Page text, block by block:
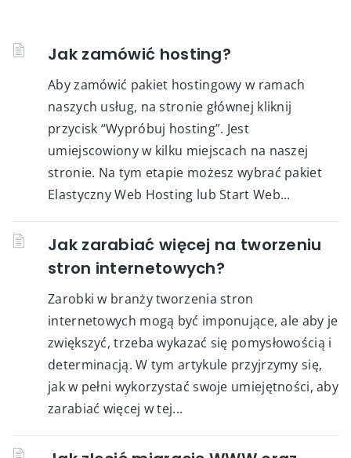
Jak zamówić hosting?
Aby zamówić pakiet hostingowy w ramach
naszych usług, na stronie głównej kliknij
przycisk “Wypróbuj hosting”. Jest
umiejscowiony w kilku miejscach na naszej
stronie. Na tym etapie możesz wybrać pakiet
Elastyczny Web Hosting lub Start Web...
Jak zarabiać więcej na tworzeniu
stron internetowych?
Zarobki w branży tworzenia stron
internetowych mogą być imponujące, ale aby je
zwiększyć, trzeba wykazać się pomysłowością i
determinacją. W tym artykule przyjrzymy się,
jak w pełni wykorzystać swoje umiejętności, aby
zarabiać więcej w tej...